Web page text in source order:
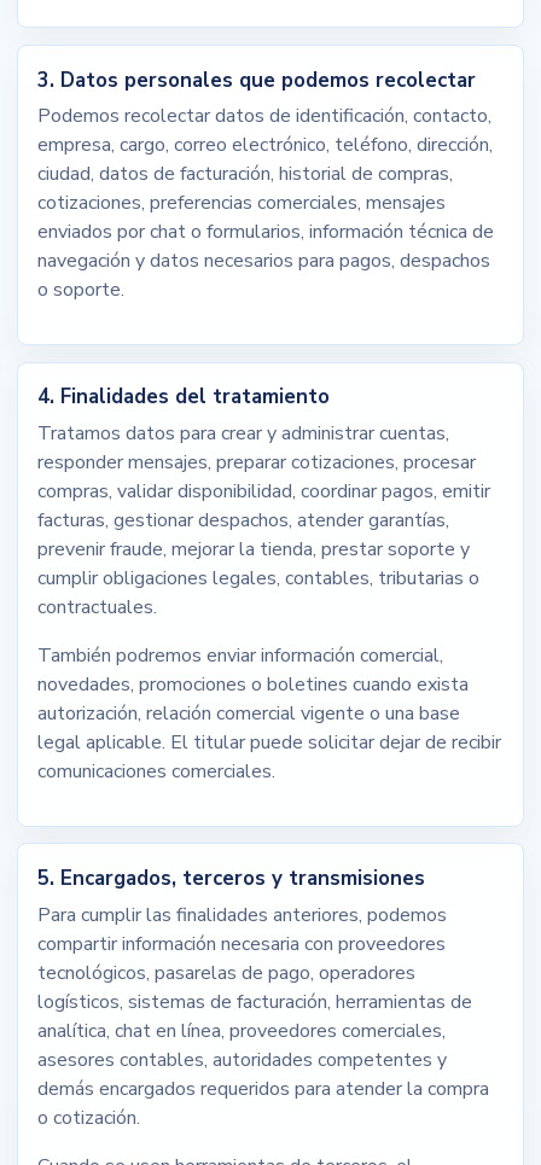
3. Datos personales que podemos recolectar
Podemos recolectar datos de identificación, contacto,
empresa, cargo, correo electrónico, teléfono, dirección,
ciudad, datos de facturación, historial de compras,
cotizaciones, preferencias comerciales, mensajes
enviados por chat o formularios, información técnica de
navegación y datos necesarios para pagos, despachos
o soporte.
4. Finalidades del tratamiento
Tratamos datos para crear y administrar cuentas,
responder mensajes, preparar cotizaciones, procesar
compras, validar disponibilidad, coordinar pagos, emitir
facturas, gestionar despachos, atender garantías,
prevenir fraude, mejorar la tienda, prestar soporte y
cumplir obligaciones legales, contables, tributarias o
contractuales.
También podremos enviar información comercial,
novedades, promociones o boletines cuando exista
autorización, relación comercial vigente o una base
legal aplicable. El titular puede solicitar dejar de recibir
comunicaciones comerciales.
5. Encargados, terceros y transmisiones
Para cumplir las finalidades anteriores, podemos
compartir información necesaria con proveedores
tecnológicos, pasarelas de pago, operadores
logísticos, sistemas de facturación, herramientas de
analítica, chat en línea, proveedores comerciales,
asesores contables, autoridades competentes y
demás encargados requeridos para atender la compra
o cotización.